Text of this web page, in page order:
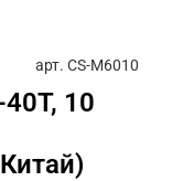
арт. CS-M6010
10